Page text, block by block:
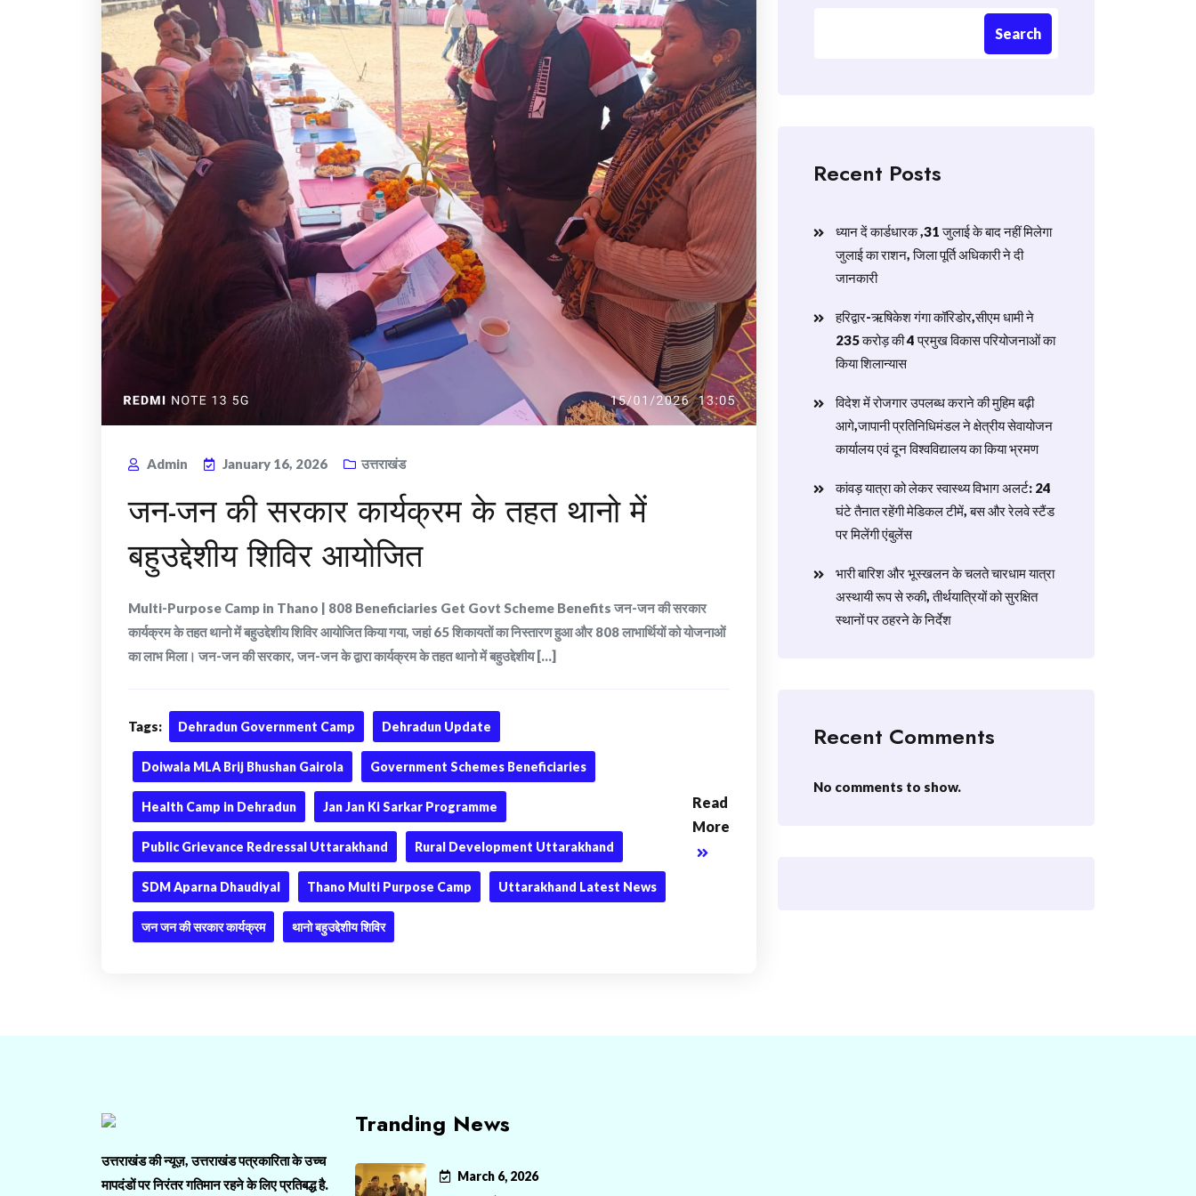
Admin January 16, 2026 उत्तराखंड
जन-जन की सरकार कार्यक्रम के तहत थानो में
बहुउद्देशीय शिविर आयोजित
Multi-Purpose Camp in Thano | 808 Beneficiaries Get Govt Scheme Benefits जन-जन की सरकार
कार्यक्रम के तहत थानो में बहुउद्देशीय शिविर आयोजित किया गया, जहां 65 शिकायतों का निस्तारण हुआ और 808 लाभार्थियों को योजनाओं
का लाभ मिला। जन-जन की सरकार, जन-जन के द्वारा कार्यक्रम के तहत थानो में बहुउद्देशीय [...]
Tags: Dehradun Government Camp Dehradun Update
Doiwala MLA Brij Bhushan Gairola Government Schemes Beneficiaries
Health Camp in Dehradun Jan Jan Ki Sarkar Programme
Public Grievance Redressal Uttarakhand Rural Development Uttarakhand
SDM Aparna Dhaudiyal Thano Multi Purpose Camp Uttarakhand Latest News
जन जन की सरकार कार्यक्रम थानो बहुउद्देशीय शिविर
Read
More
Search
Recent Posts
ध्यान दें कार्डधारक ,31 जुलाई के बाद नहीं मिलेगा
जुलाई का राशन, जिला पूर्ति अधिकारी ने दी
जानकारी
हरिद्वार-ऋषिकेश गंगा कॉरिडोर,सीएम धामी ने
235 करोड़ की 4 प्रमुख विकास परियोजनाओं का
किया शिलान्यास
विदेश में रोजगार उपलब्ध कराने की मुहिम बढ़ी
आगे,जापानी प्रतिनिधिमंडल ने क्षेत्रीय सेवायोजन
कार्यालय एवं दून विश्वविद्यालय का किया भ्रमण
​कांवड़ यात्रा को लेकर स्वास्थ्य विभाग अलर्ट: 24
घंटे तैनात रहेंगी मेडिकल टीमें, बस और रेलवे स्टैंड
पर मिलेंगी एंबुलेंस
​भारी बारिश और भूस्खलन के चलते चारधाम यात्रा
अस्थायी रूप से रुकी, तीर्थयात्रियों को सुरक्षित
स्थानों पर ठहरने के निर्देश
Recent Comments
No comments to show.
उत्तराखंड की न्यूज़, उत्तराखंड पत्रकारिता के उच्च
मापदंडों पर निरंतर गतिमान रहने के लिए प्रतिबद्ध है.
Tranding News
March 6, 2026